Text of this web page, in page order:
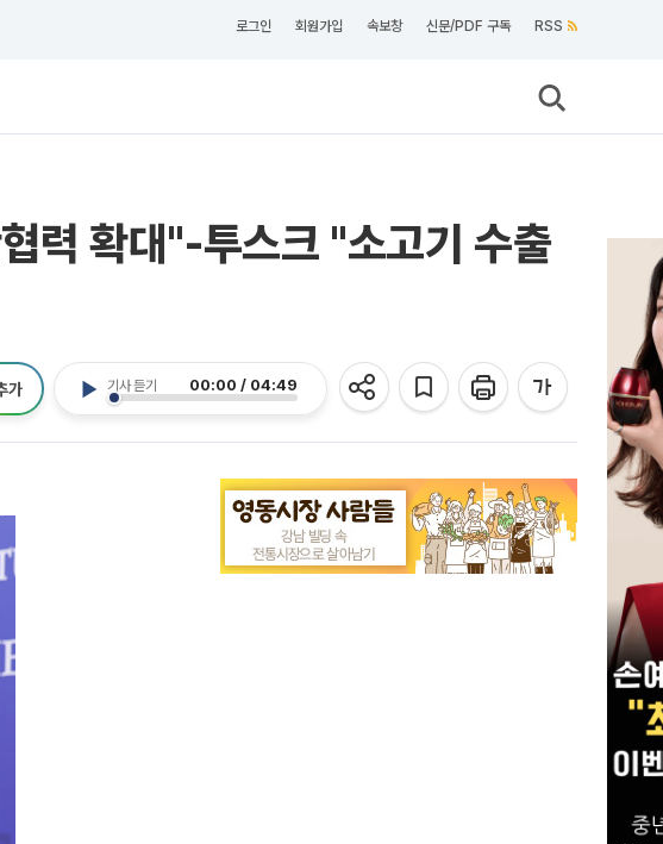
로그인 회원가입 속보창 신문/PDF 구독 RSS
력 확대"-투스크 "소고기 수출
기사 듣기 00:00 / 04:49
가